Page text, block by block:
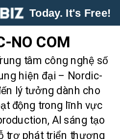
Today. It's Free!
NO COM
tâm công nghệ số
hiện đại – Nordic-
lý tưởng dành cho
động trong lĩnh vực
AI sáng tạo
trợ phát triển thương